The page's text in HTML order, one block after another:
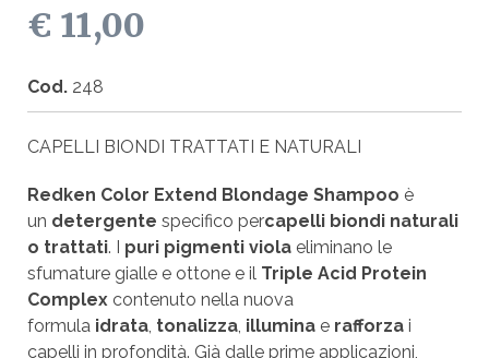
€ 11,00
Cod. 248
CAPELLI BIONDI TRATTATI E NATURALI
Redken Color Extend Blondage Shampoo è
un detergente specifico percapelli biondi naturali
o trattati. I puri pigmenti viola eliminano le
sfumature gialle e ottone e il Triple Acid Protein
Complex contenuto nella nuova
formula idrata, tonalizza, illumina e rafforza i
capelli in profondità. Già dalle prime applicazioni,